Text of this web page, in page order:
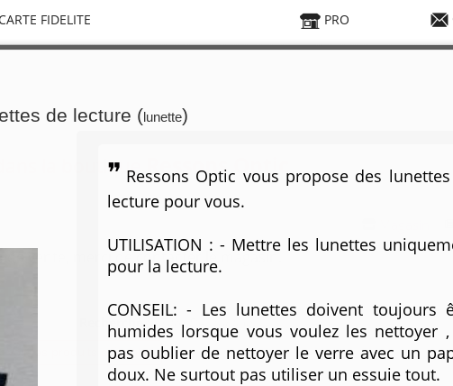
FIDELITE PRO
la boutique Ressons Optic
de vente, merci de contacter le magasin.
Recherche :
de lecture ( lunette)
Ressons Optic vous propose des
lecture pour vous.
UTILISATION : - Mettre les lunettes
pour la lecture.
CONSEIL: - Les lunettes doivent toujours
humides lorsque vous voulez les nettoyer
pas oublier de nettoyer le verre avec un
doux. Ne surtout pas utiliser un essuie tout.
Voir les produits suivants